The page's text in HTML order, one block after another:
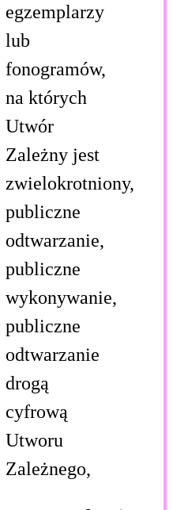
egzemplarzy
lub
fonogramów,
na których
Utwór
Zależny jest
zwielokrotniony,
publiczne
odtwarzanie,
publiczne
wykonywanie,
publiczne
odtwarzanie
drogą
cyfrową
Utworu
Zależnego,